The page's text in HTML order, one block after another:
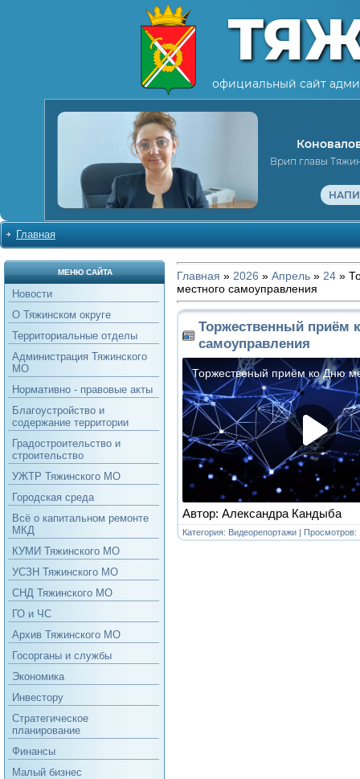
официальный сайт
Врип главы
Главная
МЕНЮ САЙТА
Новости
О Тяжинском округе
Территориальные отделы
Администрация Тяжинского
МО
Нормативно - правовые акты
Благоустройство и
содержание территории
Градостроительство и
строительство
УЖТР Тяжинского МО
Городская среда
Всё о капитальном ремонте
МКД
КУМИ Тяжинского МО
УСЗН Тяжинского МО
СНД Тяжинского МО
ГО и ЧС
Архив Тяжинского МО
Госорганы и службы
Экономика
Инвестору
Стратегическое
планирование
Финансы
Малый бизнес
Главная » 2026 » Апрель » 24 »
местного самоуправления
Торжественный приём
самоуправления
Автор: Александра Кандыба
Категория: Видеорепортажи | Просмотров: